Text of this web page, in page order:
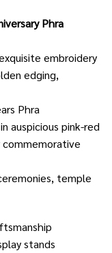
Phra
embroidery
edging,
Phra
auspicious pink-red
temple
stands